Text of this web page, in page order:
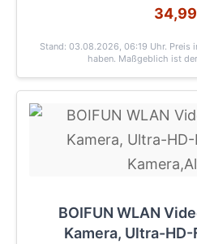
Stand: 03.08.2026, 06:19 Uhr. Preis
haben. Maßgeblich ist
BOIFUN WLAN
Kamera, Ultra-